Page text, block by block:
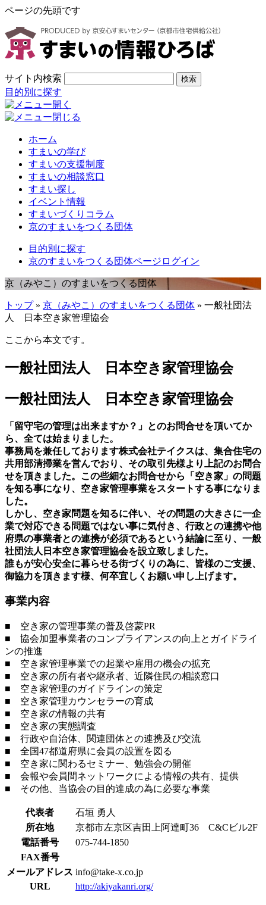
ページの先頭です
サイト内検索 検索
目的別に探す
ホーム
すまいの学び
すまいの支援制度
すまいの相談窓口
すまい探し
イベント情報
すまいづくりコラム
京のすまいをつくる団体
目的別に探す
京のすまいをつくる団体ページログイン
京（みやこ）のすまいをつくる団体
トップ» 京（みやこ）のすまいをつくる団体 » 一般社団法
人 日本空き家管理協会
ここから本文です。
一般社団法人 日本空き家管理協会
一般社団法人 日本空き家管理協会
「留守宅の管理は出来ますか？」とのお問合せを頂いてか
ら、全ては始まりました。
事務局を兼任しております株式会社テイクスは、集合住宅の
共用部清掃業を営んでおり、その取引先様より上記のお問合
せを頂きました。この些細なお問合せから「空き家」の問題
を知る事になり、空き家管理事業をスタートする事になりま
した。
しかし、空き家問題を知るに伴い、その問題の大きさに一企
業で対応できる問題ではない事に気付き、行政との連携や他
府県の事業者との連携が必須であるという結論に至り、一般
社団法人日本空き家管理協会を設立致しました。
誰もが安心安全に暮らせる街づくりの為に、皆様のご支援、
御協力を頂きます様、何卒宜しくお願い申し上げます。
事業内容
■ 空き家の管理事業の普及啓蒙PR
■ 協会加盟事業者のコンプライアンスの向上とガイドライ
ンの推進
■ 空き家管理事業での起業や雇用の機会の拡充
■ 空き家の所有者や継承者、近隣住民の相談窓口
■ 空き家管理のガイドラインの策定
■ 空き家管理カウンセラーの育成
■ 空き家の情報の共有
■ 空き家の実態調査
■ 行政や自治体、関連団体との連携及び交流
■ 全国47都道府県に会員の設置を図る
■ 空き家に関わるセミナー、勉強会の開催
■ 会報や会員間ネットワークによる情報の共有、提供
■ その他、当協会の目的達成の為に必要な事業
代表者
石垣 勇人
所在地
京都市左京区吉田上阿達町36 C&Cビル2F
電話番号
075-744-1850
FAX番号
メールアドレス info@take-x.co.jp
URL
http://akiyakanri.org/